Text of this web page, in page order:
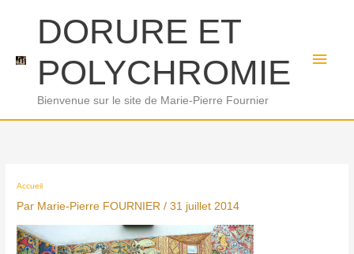
DORURE ET
POLYCHROMIE
Bienvenue sur le site de Marie-Pierre Fournier
Accueil
Par Marie-Pierre FOURNIER/31 juillet 2014